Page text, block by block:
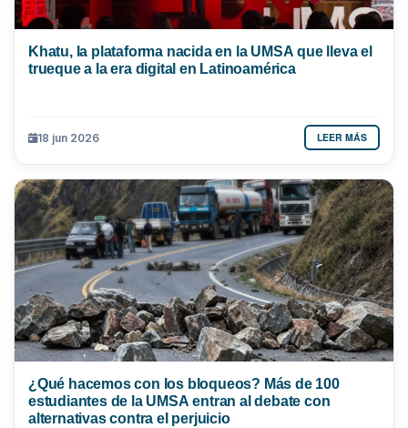
Khatu, la plataforma nacida en la UMSA que lleva el
trueque a la era digital en Latinoamérica
18 jun 2026 LEER MÁS
¿Qué hacemos con los bloqueos? Más de 100
estudiantes de la UMSA entran al debate con
alternativas contra el perjuicio